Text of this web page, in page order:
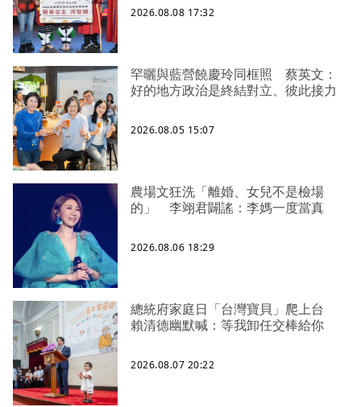
2026.08.08 17:32
罕曬與藍營饒慶玲同框照 蔡英文：
好的地方政治是終結對立、彼此接力
2026.08.05 15:07
農場文狂洗「離婚、女兒不是檢場
的」 李翊君闢謠：李媽一度當真
2026.08.06 18:29
總統府家庭日「台灣寶貝」爬上台
賴清德幽默喊：等我卸任交棒給你
2026.08.07 20:22